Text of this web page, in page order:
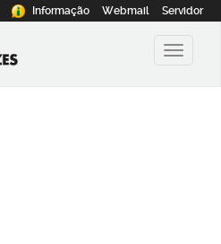
Informação Webmail Servidor